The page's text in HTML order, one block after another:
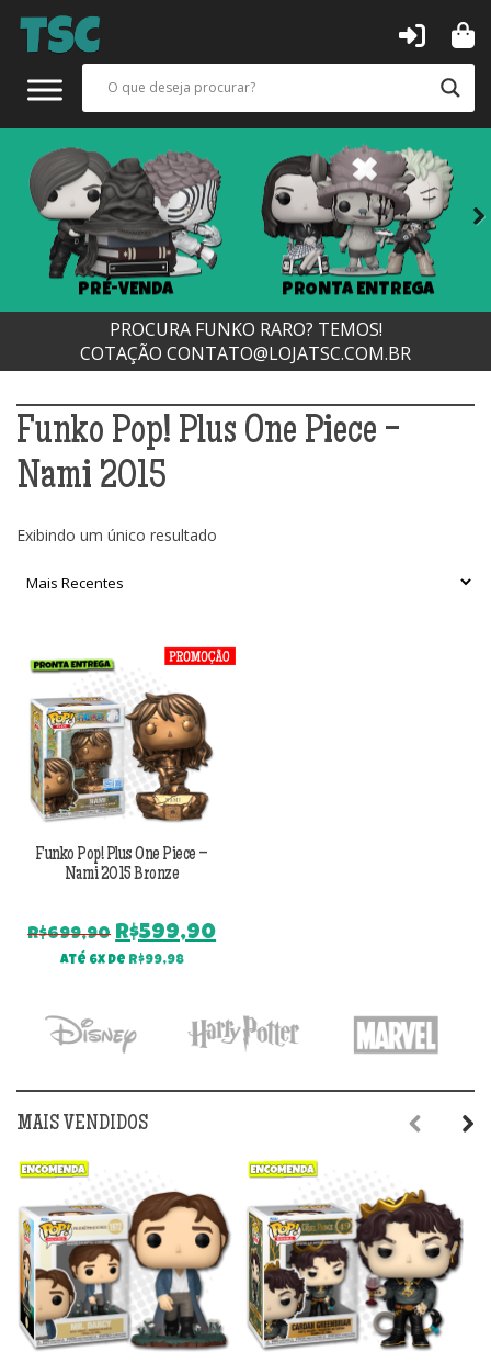
PRÉ-VENDA PRONTA ENTREGA
PROCURA FUNKO RARO? TEMOS!
COTAÇÃO CONTATO@LOJATSC.COM.BR
Funko Pop! Plus One Piece -
Nami 2015
Exibindo um único resultado
Funko Pop! Plus One Piece –
Nami 2015 Bronze
R$699,90 O
preço
R$699,90.
R$599,90O
R$599,90.
Até 6x de R$99,98
MAIS VENDIDOS